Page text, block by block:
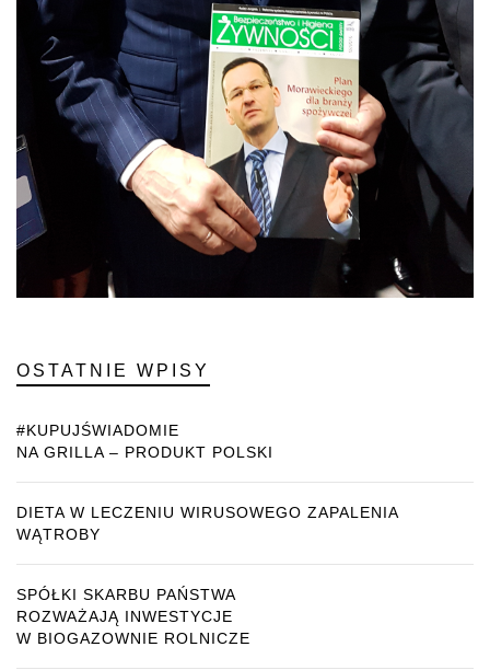
OSTATNIE WPISY
#KUPUJŚWIADOMIE
NA GRILLA – PRODUKT POLSKI
DIETA W LECZENIU WIRUSOWEGO ZAPALENIA
WĄTROBY
SPÓŁKI SKARBU PAŃSTWA
ROZWAŻAJĄ INWESTYCJE
W BIOGAZOWNIE ROLNICZE